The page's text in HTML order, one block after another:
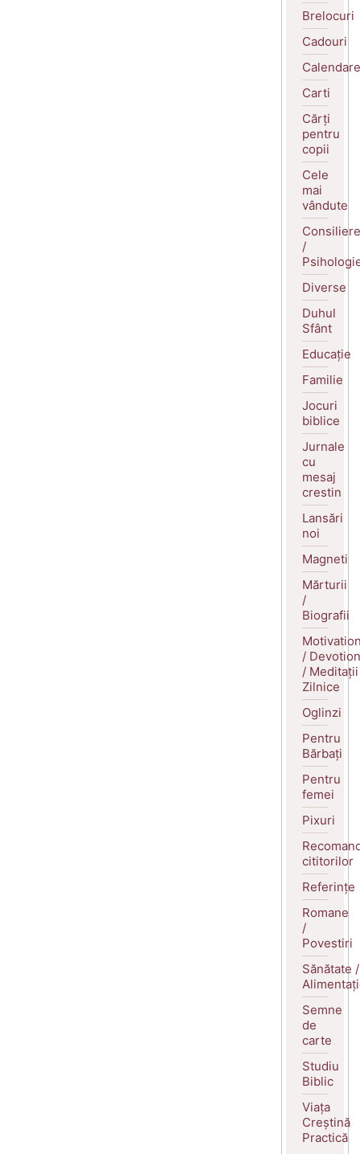
Brelocuri
Cadouri
Calendare
Carti
Cărți
pentru
copii
Cele
mai
vândute
Consiliere
/
Diverse
Duhul
Sfânt
Educație
Familie
Jocuri
biblice
Jurnale
cu
mesaj
crestin
Lansări
noi
Magneti
Mărturii
/
Biografii
/
/ Meditații
Zilnice
Oglinzi
Pentru
Bărbați
Pentru
femei
Pixuri
cititorilor
Referințe
Romane
/
Povestiri
Sănătate /
Semne
de
carte
Studiu
Biblic
Viața
Creștină
Practică